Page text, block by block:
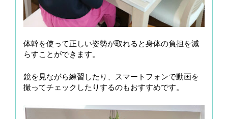
体幹を使って正しい姿勢が取れると身体の負担を減
らすことができます。
鏡を見ながら練習したり、スマートフォンで動画を
撮ってチェックしたりするのもおすすめです。